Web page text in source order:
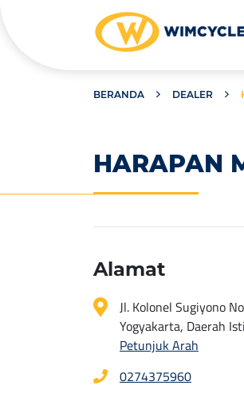
BERANDA DEALER
HARAPAN
Alamat
Jl. Kolonel Sugiyono
Yogyakarta, Daerah
Petunjuk Arah
0274375960